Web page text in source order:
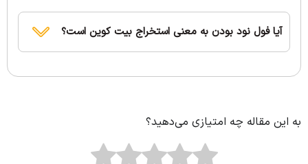
آیا فول نود بودن به معنی استخراج بیت کوین است؟
به این مقاله چه امتیازی می‌دهید؟